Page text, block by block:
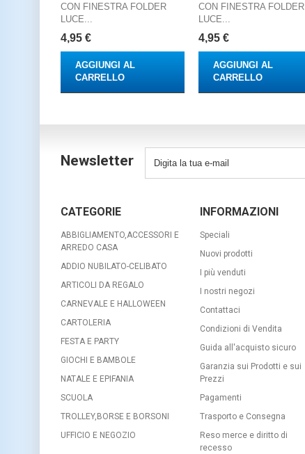
CON FINESTRA FOLDER
LUCE...
4,95 €
AGGIUNGI AL
CARRELLO
CON FINESTRA FOLDER
LUCE...
4,95 €
AGGIUNGI AL
CARRELLO
Newsletter
CATEGORIE
ABBIGLIAMENTO,ACCESSORI E
ARREDO CASA
ADDIO NUBILATO-CELIBATO
ARTICOLI DA REGALO
CARNEVALE E HALLOWEEN
CARTOLERIA
FESTA E PARTY
GIOCHI E BAMBOLE
NATALE E EPIFANIA
SCUOLA
TROLLEY,BORSE E BORSONI
UFFICIO E NEGOZIO
INFORMAZIONI
Speciali
Nuovi prodotti
I più venduti
I nostri negozi
Contattaci
Condizioni di Vendita
Guida all'acquisto sicuro
Garanzia sui Prodotti e sui
Prezzi
Pagamenti
Trasporto e Consegna
Reso merce e diritto di
recesso